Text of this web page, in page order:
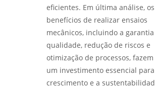
eficientes. Em última análise, os
benefícios de realizar ensaios
mecânicos, incluindo a
qualidade, redução de riscos e
otimização de processos,
um investimento essencial
crescimento e a